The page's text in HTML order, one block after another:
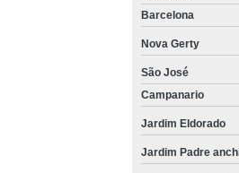
Barcelona
Nova Gerty
São José
Campanario
Jardim Eldorado
Jardim Padre